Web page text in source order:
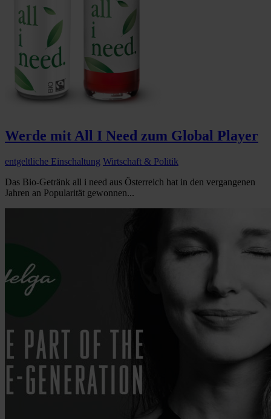
Werde mit All I Need zum Global Player
entgeltliche Einschaltung Wirtschaft & Politik
Das Bio-Getränk all i need aus Österreich hat in den vergangenen
Jahren an Popularität gewonnen...